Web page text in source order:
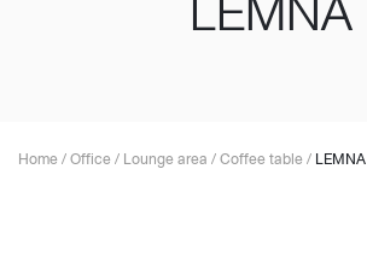
Home/Office/Lounge area/Coffee table/LEMNA